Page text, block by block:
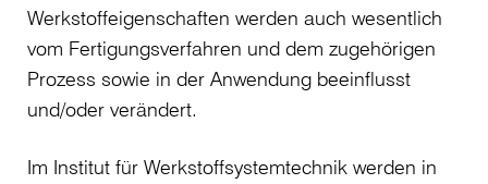
Werkstoffeigenschaften werden auch wesentlich
vom Fertigungsverfahren und dem zugehörigen
Prozess sowie in der Anwendung beeinflusst
und/oder verändert.
Im Institut für Werkstoffsystemtechnik werden in